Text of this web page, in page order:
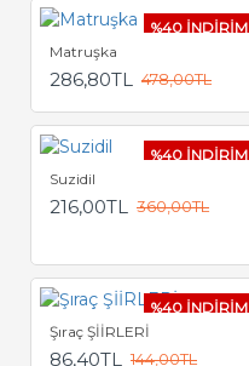
%40 İNDİRİM
Matruşka
286,80TL 478,00TL
%40 İNDİRİM
Suzidil
216,00TL 360,00TL
%40 İNDİRİM
Şıraç ŞİİRLERİ
86,40TL 144,00TL